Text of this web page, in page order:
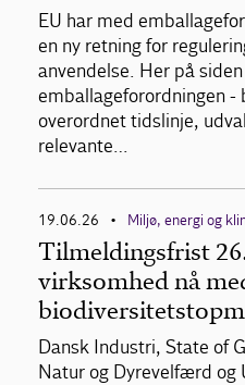
EU har med
en ny retning for
anvendelse. Her på
emballageforordningen -
overordnet tidslinje,
relevante…
19.06.26 • Miljø, energi og
Tilmeldingsfrist
virksomhed nå
Dansk Industri, State of
Natur og Dyrevelfærd og